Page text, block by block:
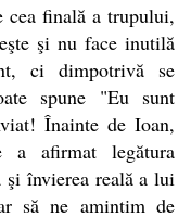
cea finală a trupului,
şi nu face inutilă
ci dimpotrivă se
spune "Eu sunt
Înainte de Ioan,
afirmat legătura
învierea reală a lui
să ne amintim de